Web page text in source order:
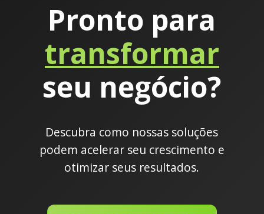
Pronto para
transformar
seu negócio?
Descubra como nossas soluções
podem acelerar seu crescimento e
otimizar seus resultados.